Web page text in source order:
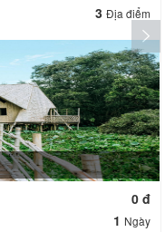
3 Địa điểm
0 đ
1 Ngày